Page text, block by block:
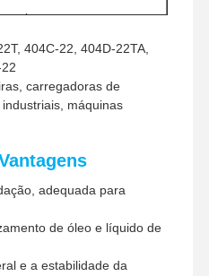
conjunto
Union, T/T
DHL/EMS/TNT/FedEx
404C-22, 404D-22TA,
carregadoras de
máquinas
adequada para
de óleo e líquido de
e a estabilidade da